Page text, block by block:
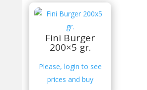
Fini Burger
200×5 gr.
Please, login to see
prices and buy